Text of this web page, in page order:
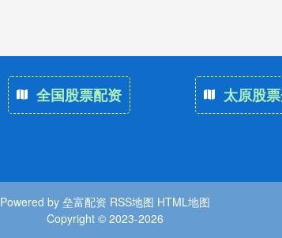
全国股票配资 太原股
Powered by 垒富配资 RSS地图 HTML地图
Copyright © 2023-2026